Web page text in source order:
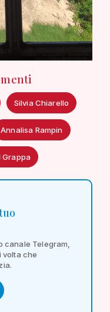
Silvia Chiarello
Annalisa Rampin
Grappa
canale Telegram,
volta che